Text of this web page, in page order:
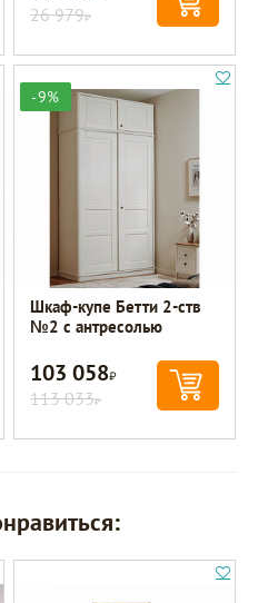
26 979Р
-9%
Шкаф-купе Бетти 2-ств
№2 с антресолью
103 058Р
113 033Р